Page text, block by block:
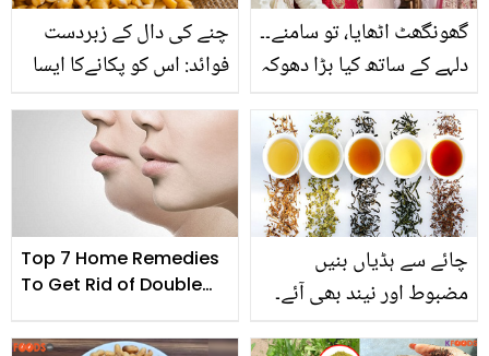
چنے کی دال کے زبردست
فوائد: اس کو پکانےکا ایسا
گیس نہیں ہوتی؟ جانیں
اور آپ بھی آزمائیں
گھونگھٹ اٹھایا، تو سامنے۔۔
دلہے کے ساتھ کیا بڑا دھوکہ
چونکا دینے والا واقعہ
Top 7 Home Remedies
To Get Rid of Double
چائے سے ہڈیاں بنیں
مضبوط اور نیند بھی آئے۔